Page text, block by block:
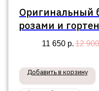
Оригинальный
розами и
11 650 р. 12 900
Добавить в корзину